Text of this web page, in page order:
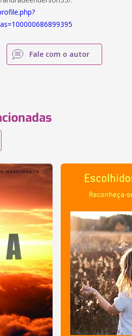
Fale com o autor